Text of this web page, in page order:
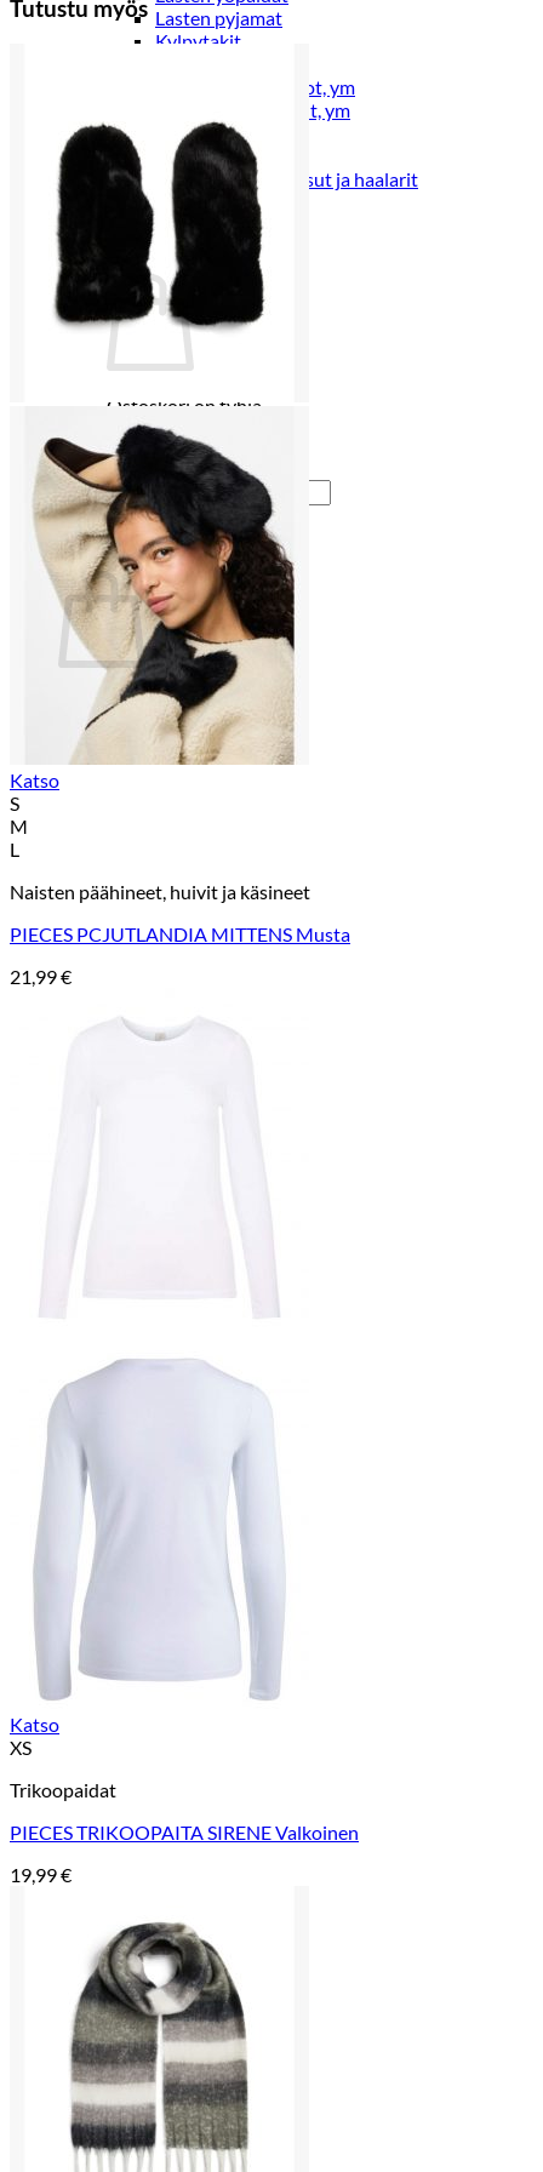
Lasten pyjamat
Kylpytakit
Vyöt, käsineet,pipot, ym
Sukat, sukkahousut, ym
Lasten ulkoilu
Lasten takit
Ulkoilupuvut, housut ja haalarit
Kirjaudu
Ostoskori on tyhjä.
Takaisin kauppaan
Etsi:
Ostoskori
Ostoskori on tyhjä.
Takaisin kauppaan
Tutustu myös
Katso
S
M
L
Naisten päähineet, huivit ja käsineet
PIECES PCJUTLANDIA MITTENS Musta
21,99€
Katso
XS
Trikoopaidat
PIECES TRIKOOPAITA SIRENE Valkoinen
19,99€